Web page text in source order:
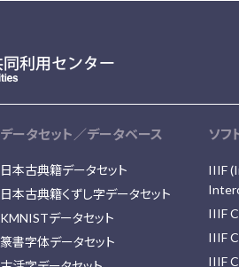
データセット／データベース
日本古典籍データセット
日本古典籍くずし字データセット
KMNISTデータセット
篆書字体データセット
ソフ
IIIF
IIIF
IIIF
IIIF